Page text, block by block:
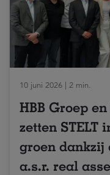
10 juni 2026 | 2 min.
HBB Groep
zetten STELT
groen dankzij
a.s.r. real